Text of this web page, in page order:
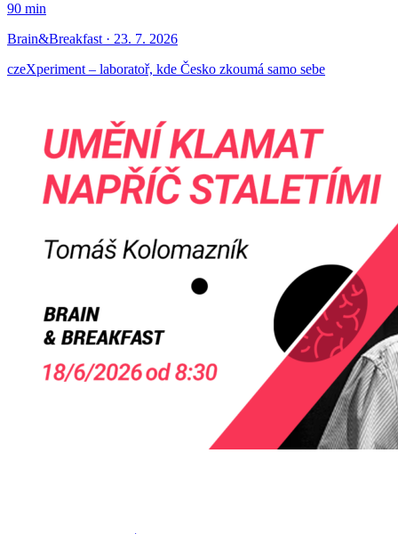
90 min
Brain&Breakfast · 23. 7. 2026
czeXperiment – laboratoř, kde Česko zkoumá samo sebe